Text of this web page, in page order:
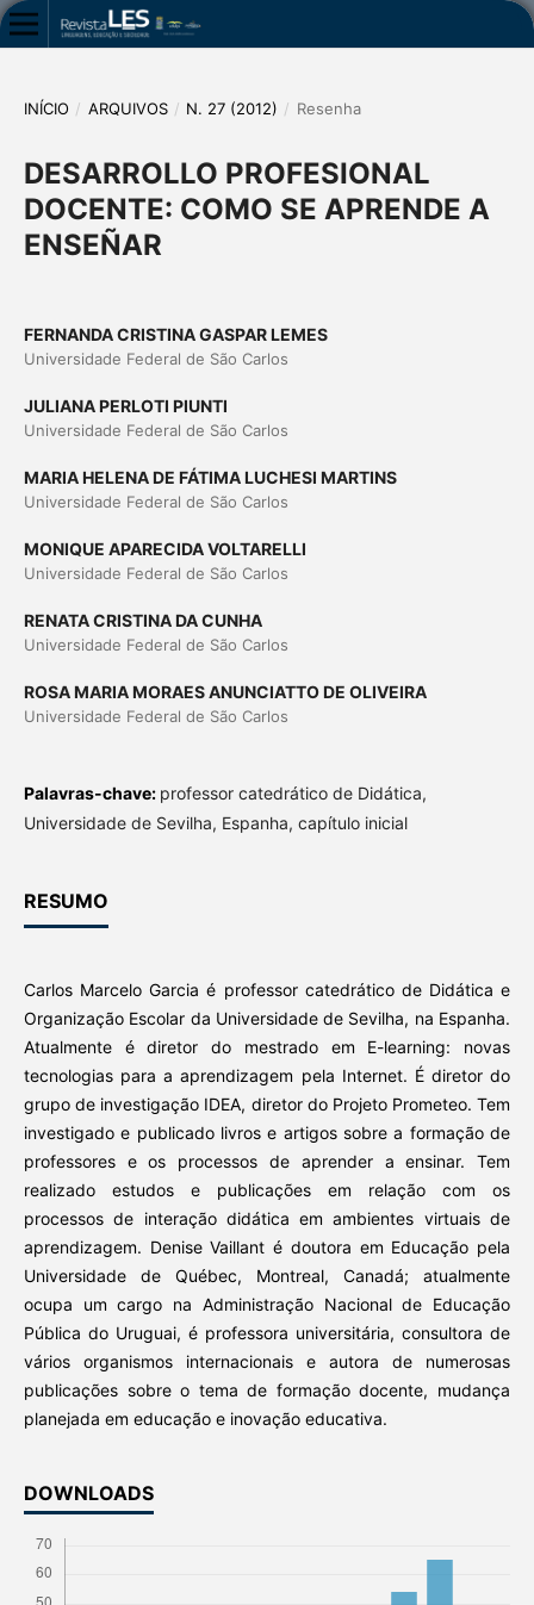
INÍCIO / ARQUIVOS / N. 27 (2012) / Resenha
DESARROLLO PROFESIONAL
DOCENTE: COMO SE APRENDE A
ENSEÑAR
FERNANDA CRISTINA GASPAR LEMES
Universidade Federal de São Carlos
JULIANA PERLOTI PIUNTI
Universidade Federal de São Carlos
MARIA HELENA DE FÁTIMA LUCHESI MARTINS
Universidade Federal de São Carlos
MONIQUE APARECIDA VOLTARELLI
Universidade Federal de São Carlos
RENATA CRISTINA DA CUNHA
Universidade Federal de São Carlos
ROSA MARIA MORAES ANUNCIATTO DE OLIVEIRA
Universidade Federal de São Carlos
Palavras-chave: professor catedrático de Didática,
Universidade de Sevilha, Espanha, capítulo inicial
RESUMO
Carlos Marcelo Garcia é professor catedrático de Didática e
Organização Escolar da Universidade de Sevilha, na Espanha.
Atualmente é diretor do mestrado em E-learning: novas
tecnologias para a aprendizagem pela Internet. É diretor do
grupo de investigação IDEA, diretor do Projeto Prometeo. Tem
investigado e publicado livros e artigos sobre a formação de
professores e os processos de aprender a ensinar. Tem
realizado estudos e publicações em relação com os
processos de interação didática em ambientes virtuais de
aprendizagem. Denise Vaillant é doutora em Educação pela
Universidade de Québec, Montreal, Canadá; atualmente
ocupa um cargo na Administração Nacional de Educação
Pública do Uruguai, é professora universitária, consultora de
vários organismos internacionais e autora de numerosas
publicações sobre o tema de formação docente, mudança
planejada em educação e inovação educativa.
DOWNLOADS